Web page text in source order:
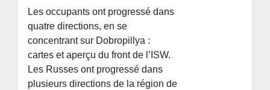
Les occupants ont progressé dans
quatre directions, en se
concentrant sur Dobropillya :
cartes et aperçu du front de l’ISW.
Les Russes ont progressé dans
plusieurs directions de la région de